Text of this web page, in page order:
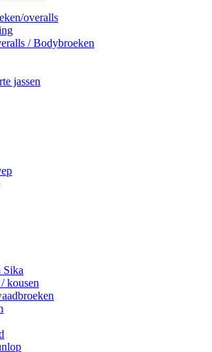
overalls
/ Bodybroeken
jassen
Sika
kousen